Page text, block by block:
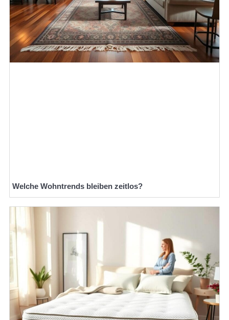
Welche Wohntrends bleiben zeitlos?